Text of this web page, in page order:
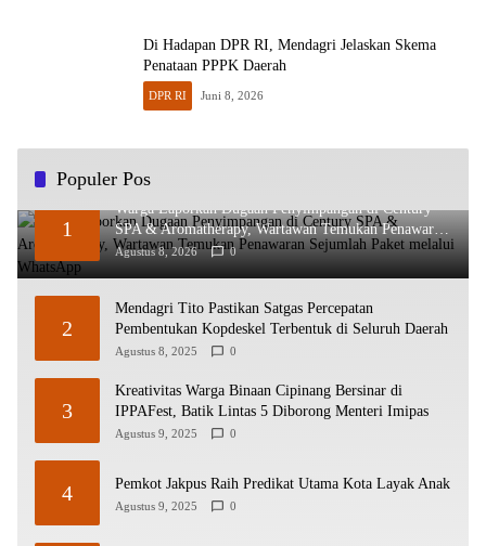
Di Hadapan DPR RI, Mendagri Jelaskan Skema
Penataan PPPK Daerah
DPR RI Juni 8, 2026
Populer Pos
1
Warga Laporkan Dugaan Penyimpangan di Century
SPA & Aromatherapy, Wartawan Temukan Penawaran
Sejumlah Paket melalui WhatsApp
Agustus 8, 2026 0
2
Mendagri Tito Pastikan Satgas Percepatan
Pembentukan Kopdeskel Terbentuk di Seluruh Daerah
Agustus 8, 2025 0
3
Kreativitas Warga Binaan Cipinang Bersinar di
IPPAFest, Batik Lintas 5 Diborong Menteri Imipas
Agustus 9, 2025 0
4 Pemkot Jakpus Raih Predikat Utama Kota Layak Anak
Agustus 9, 2025 0